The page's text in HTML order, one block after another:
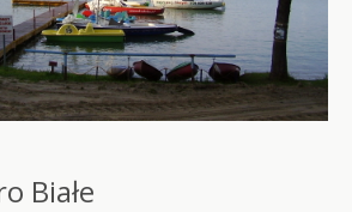
Białe